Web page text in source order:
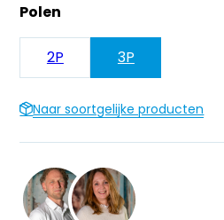
Polen
2P 3P
Naar soortgelijke producten